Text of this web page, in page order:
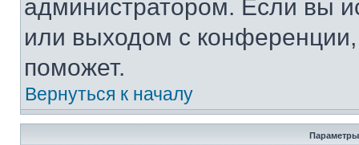
администратором. Если вы
или выходом с
поможет.
Вернуться к началу
Параметры